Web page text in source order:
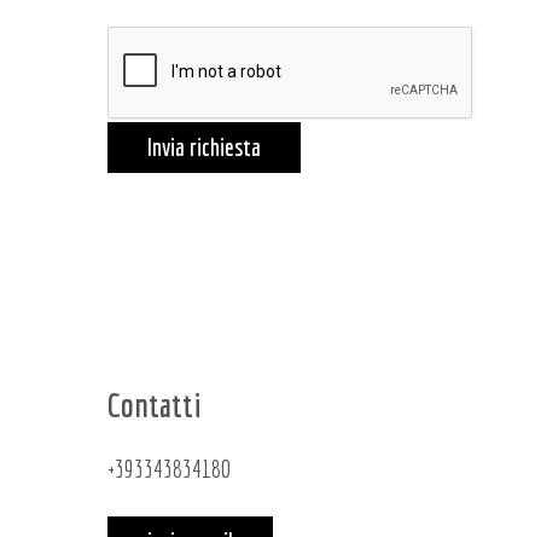
Invia richiesta
Contatti
+393343834180